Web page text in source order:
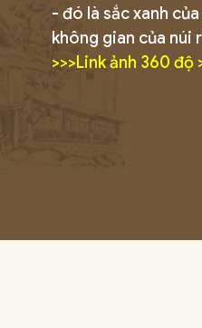
- đó là sắc xanh
không gian của núi
>>>Link ảnh 360 độ